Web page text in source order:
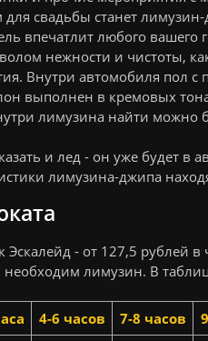
свадьбы станет лимузин-
впечатлит любого вашего
нежности и чистоты,
Внутри автомобиля пол с
выполнен в кремовых
лимузина найти можно
и лед - он уже будет в
лимузина-джипа
- от 127,5 рублей
необходим лимузин. В
4-6 часов 7-8 часов